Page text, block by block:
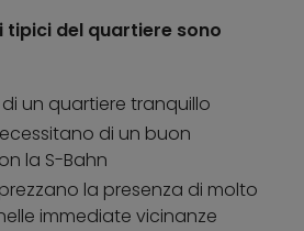
tipici del quartiere sono
un quartiere tranquillo
di un buon
la S-Bahn
la presenza di molto
immediate vicinanze